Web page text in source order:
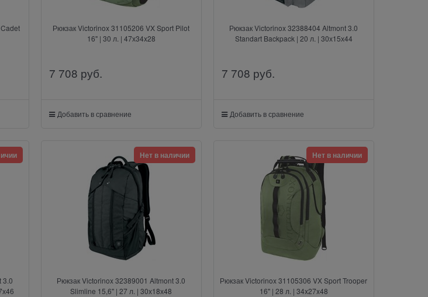
Рюкзак Victorinox 31105206 VX Sport Pilot
16" | 30 л. | 47х34x28
7 708 руб.
Добавить в сравнение
Рюкзак Victorinox 32388404 Altmont 3.0
Standart Backpack | 20 л. | 30х15х44
7 708 руб.
Добавить в сравнение
3.0
Рюкзак Victorinox 32389001 Altmont 3.0
Slimline 15,6" | 27 л. | 30х18х48
Нет в наличии
Рюкзак Victorinox 31105306 VX Sport Trooper
16" | 28 л. | 34x27x48
Нет в наличии